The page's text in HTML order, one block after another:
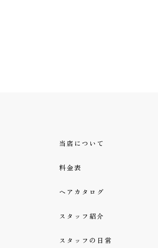
当店について
料金表
ヘアカタログ
スタッフ紹介
スタッフの日常